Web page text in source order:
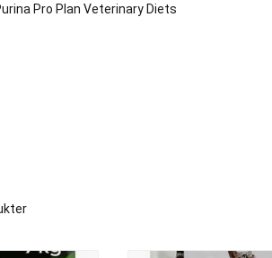
Pro Plan Veterinary Diets